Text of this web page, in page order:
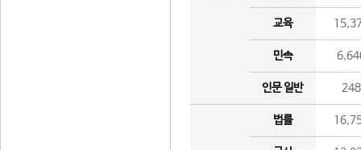
교육
민속
인문 일반 248
법률